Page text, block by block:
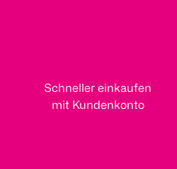
Schneller einkaufen
mit Kundenkonto